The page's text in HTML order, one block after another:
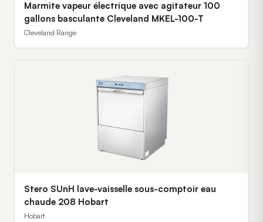
Marmite vapeur électrique avec agitateur 100
gallons basculante Cleveland MKEL-100-T
Cleveland Range
Stero SUnH lave-vaisselle sous-comptoir eau
chaude 208 Hobart
Hobart